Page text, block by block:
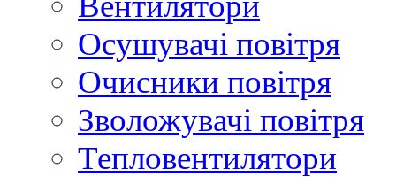
Осушувачі повітря
Очисники повітря
Зволожувачі повітря
Тепловентилятори